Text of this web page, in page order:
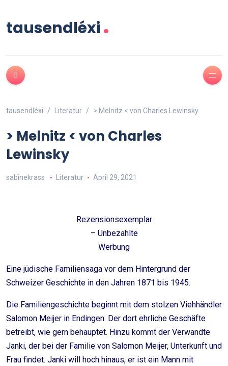
tausendléxi.
tausendléxi Literatur > Melnitz < von Charles Lewinsky
> Melnitz < von Charles
Lewinsky
sabinekrass Literatur April 29, 2021
Rezensionsexemplar
– Unbezahlte
Werbung
Eine jüdische Familiensaga vor dem Hintergrund der
Schweizer Geschichte in den Jahren 1871 bis 1945.
Die Familiengeschichte beginnt mit dem stolzen Viehhändler
Salomon Meijer in Endingen. Der dort ehrliche Geschäfte
betreibt, wie gern behauptet. Hinzu kommt der Verwandte
Janki, der bei der Familie von Salomon Meijer, Unterkunft und
Frau findet. Janki will hoch hinaus, er ist ein Mann mit